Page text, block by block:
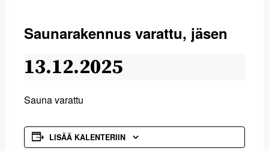
Saunarakennus varattu, jäsen
13.12.2025
Sauna varattu
LISÄÄ KALENTERIIN